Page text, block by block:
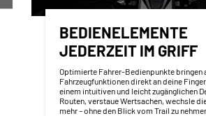
BEDIENELEMENTE
JEDERZEIT IM GRIFF
Optimierte Fahrer-Bedienpunkte bringen
Fahrzeugfunktionen direkt an deine
einem intuitiven und leicht zugänglichen
Routen, verstaue Wertsachen, wechsle
mehr – ohne den Blick vom Trail zu